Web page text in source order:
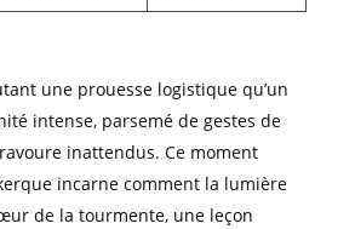
une prouesse logistique qu’un
intense, parsemé de gestes de
inattendus. Ce moment
incarne comment la lumière
de la tourmente, une leçon